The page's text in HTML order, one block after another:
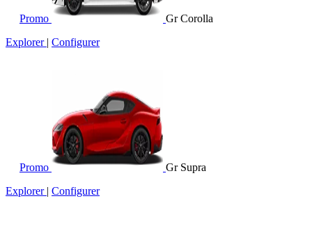
Promo
Gr Corolla
Explorer | Configurer
Promo
Gr Supra
Explorer | Configurer